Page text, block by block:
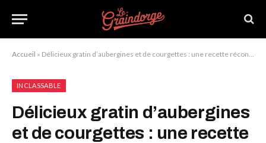
Accueil » Délicieux gratin d’aubergines et de courgettes : une recette réconfortante
INCLASSABLE
Délicieux gratin d’aubergines
et de courgettes : une recette